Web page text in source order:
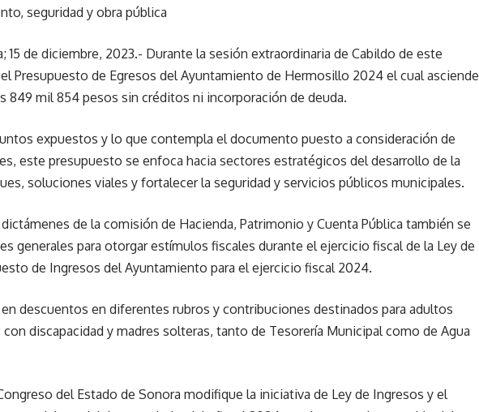
seguridad y obra pública
15 de diciembre, 2023.- Durante la sesión extraordinaria de Cabildo de este
Presupuesto de Egresos del Ayuntamiento de Hermosillo 2024 el cual asciende
849 mil 854 pesos sin créditos ni incorporación de deuda.
expuestos y lo que contempla el documento puesto a consideración de
este presupuesto se enfoca hacia sectores estratégicos del desarrollo de la
soluciones viales y fortalecer la seguridad y servicios públicos municipales.
de la comisión de Hacienda, Patrimonio y Cuenta Pública también se
generales para otorgar estímulos fiscales durante el ejercicio fiscal de la Ley de
de Ingresos del Ayuntamiento para el ejercicio fiscal 2024.
descuentos en diferentes rubros y contribuciones destinados para adultos
discapacidad y madres solteras, tanto de Tesorería Municipal como de Agua
del Estado de Sonora modifique la iniciativa de Ley de Ingresos y el